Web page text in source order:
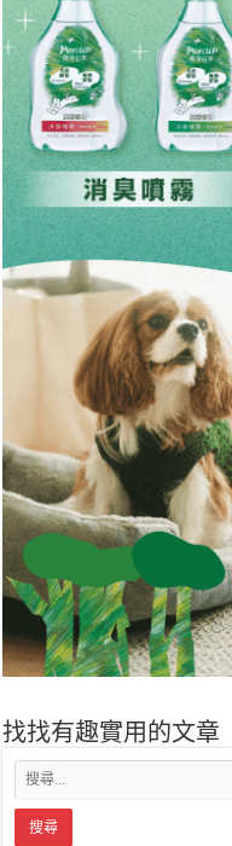
找找有趣實用的文章